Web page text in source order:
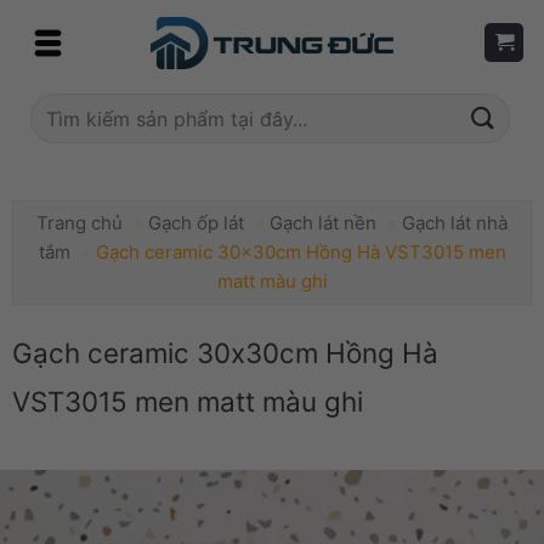
Tìm
Trang chủ » Gạch ốp lát » Gạch lát nền » Gạch lát nhà
tắm » Gạch ceramic 30x30cm Hồng Hà VST3015 men
matt màu ghi
Gạch ceramic 30x30cm Hồng Hà
VST3015 men matt màu ghi